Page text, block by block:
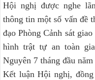
Hội nghị được nghe
thông tin một số vấn đề
đạo Phòng Cảnh sát
hình trật tự an toàn
Nguyên 7 tháng đầu năm
Kết luận Hội nghị,